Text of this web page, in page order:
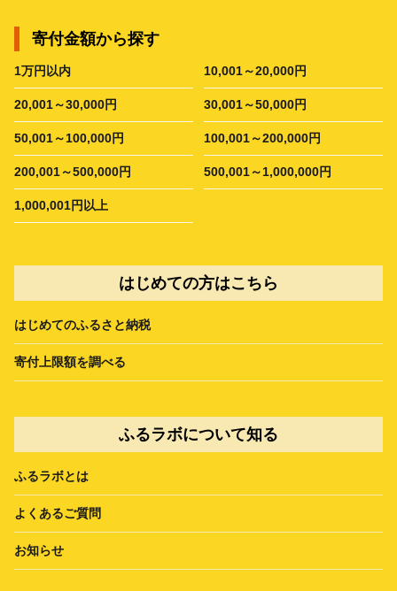
寄付金額から探す
1万円以内 10,001～20,000円
20,001～30,000円 30,001～50,000円
50,001～100,000円 100,001～200,000円
200,001～500,000円 500,001～1,000,000円
1,000,001円以上
はじめての方はこちら
はじめてのふるさと納税
寄付上限額を調べる
ふるラボについて知る
ふるラボとは
よくあるご質問
お知らせ